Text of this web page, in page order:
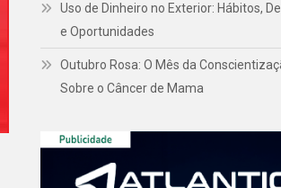
Uso de Dinheiro no Exterior: Hábitos,
e Oportunidades
Outubro Rosa: O Mês da
Sobre o Câncer de Mama